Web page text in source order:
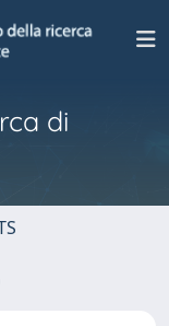
di